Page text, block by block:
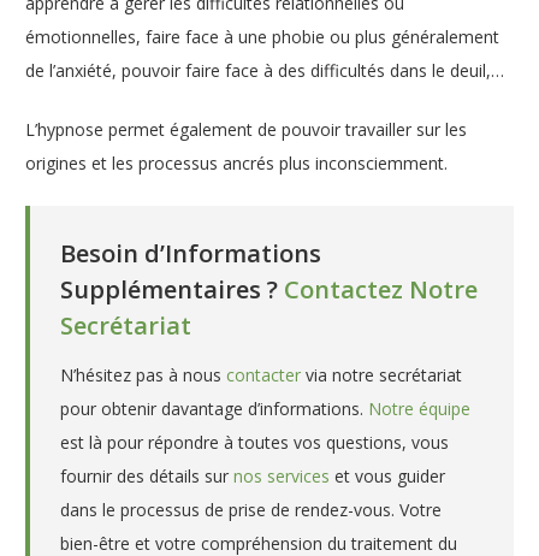
émotionnelles, faire face à une phobie ou plus généralement
de l’anxiété, pouvoir faire face à des difficultés dans le deuil,…
L’hypnose permet également de pouvoir travailler sur les
origines et les processus ancrés plus inconsciemment.
Besoin d’Informations
Supplémentaires ? Contactez Notre
Secrétariat
N’hésitez pas à nous contacter via notre secrétariat
pour obtenir davantage d’informations. Notre équipe
est là pour répondre à toutes vos questions, vous
fournir des détails sur nos services et vous guider
dans le processus de prise de rendez-vous. Votre
bien-être et votre compréhension du traitement du